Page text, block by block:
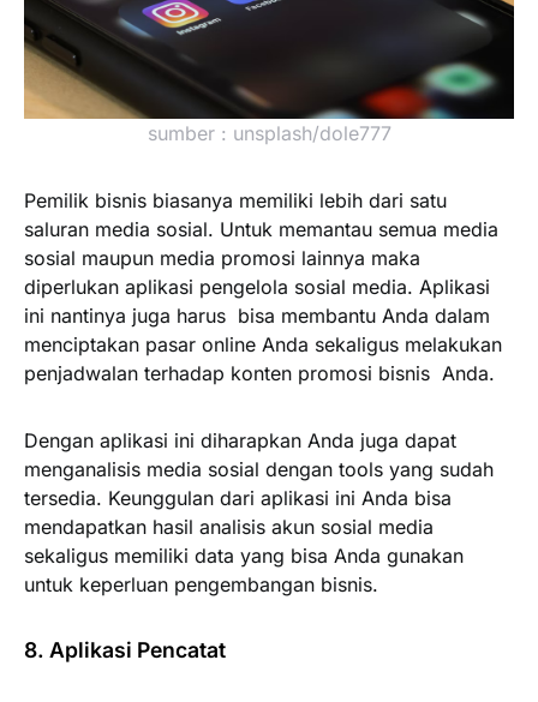
sumber : unsplash/dole777
Pemilik bisnis biasanya memiliki lebih dari satu
saluran media sosial. Untuk memantau semua media
sosial maupun media promosi lainnya maka
diperlukan aplikasi pengelola sosial media. Aplikasi
ini nantinya juga harus bisa membantu Anda dalam
menciptakan pasar online Anda sekaligus melakukan
penjadwalan terhadap konten promosi bisnis Anda.
Dengan aplikasi ini diharapkan Anda juga dapat
menganalisis media sosial dengan tools yang sudah
tersedia. Keunggulan dari aplikasi ini Anda bisa
mendapatkan hasil analisis akun sosial media
sekaligus memiliki data yang bisa Anda gunakan
untuk keperluan pengembangan bisnis.
8. Aplikasi Pencatat